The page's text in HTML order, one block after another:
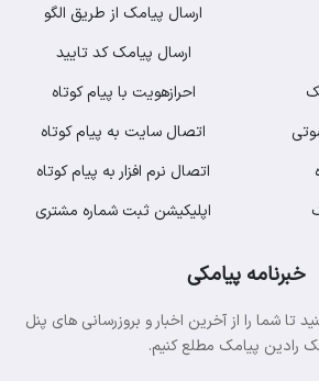
ارسال پیامک از طریق الگو
ارسال پیامک کد تایید
احرازهویت با پیام کوتاه
اتصال سایت به پیام کوتاه
اتصال نرم افزار به پیام کوتاه
اپلیکیشن ثبت شماره مشتری
خبرنامه پیامکی
تا شما را از آخرین اخبار و بروزرسانی های پنل
رادین پیامک مطلع کنیم.